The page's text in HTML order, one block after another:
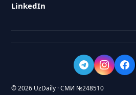
LinkedIn
© 2026 UzDaily · СМИ №248510